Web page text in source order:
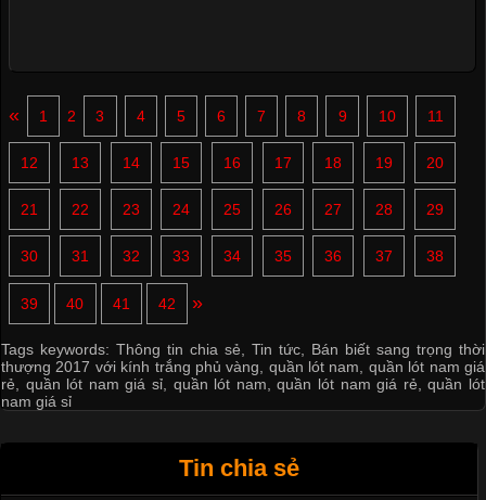
« 1 2 3 4 5 6 7 8 9 10 11
12 13 14 15 16 17 18 19 20
21 22 23 24 25 26 27 28 29
30 31 32 33 34 35 36 37 38
39 40 41 42 »
Tags keywords: Thông tin chia sẻ Tin tức
Bán biết sang trọng thời
thượng 2017 với kính trắng phủ vàng
quần lót nam
quần lót nam giá
rẻ
quần lót nam giá sỉ quần lót nam ,quần lót nam giá rẻ ,quần lót
nam giá sỉ
Tin chia sẻ